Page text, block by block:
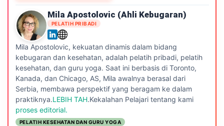
Mila Apostolovic (ahli Kebugaran)
PELATIH PRIBADI
Mila Apostolovic, kekuatan dinamis dalam bidang
kebugaran dan kesehatan, adalah pelatih pribadi, pelatih
kesehatan, dan guru yoga. Saat ini berbasis di Toronto,
Kanada, dan Chicago, AS, Mila awalnya berasal dari
Serbia, membawa perspektif yang beragam ke dalam
praktiknya.LEBIH TAH.Kekalahan Pelajari tentang kami
proses editorial.
PELATIH KESEHATAN DAN GURU YOGA